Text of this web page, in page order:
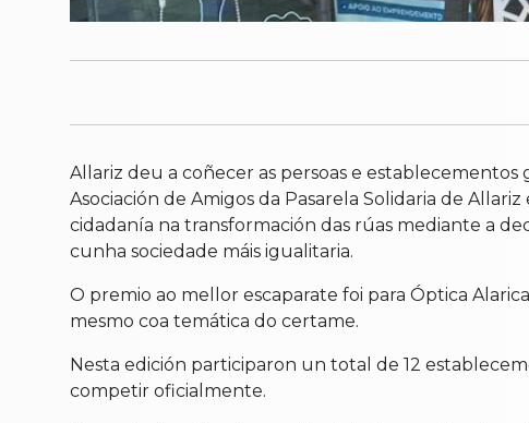
Allariz deu a coñecer as persoas e
Asociación de Amigos da Pasarela Solidaria de
cidadanía na transformación das rúas mediante a
cunha sociedade máis igualitaria.
O premio ao mellor escaparate foi para Óptica
mesmo coa temática do certame.
Nesta edición participaron un total de 12
competir oficialmente.